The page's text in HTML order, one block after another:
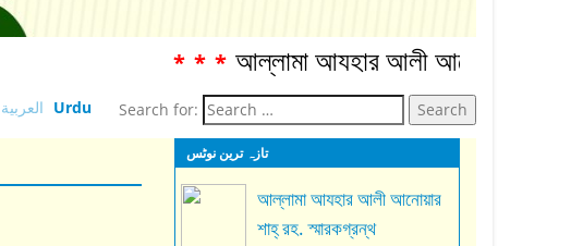
আল্লামা আযহার আলী আনোয়ার শাহ্‌ রহ. স্মারকগ্রন্থ
Search for: العربية Urdu
تازہ ترین نوٹس
আল্লামা আযহার আলী আনোয়ার
শাহ্‌ রহ. স্মারকগ্রন্থ